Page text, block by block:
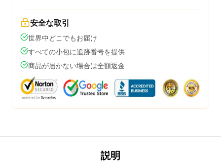
安全な取引
世界中どこでもお届け
すべての小包に追跡番号を提供
商品が届かない場合は全額返金
説明